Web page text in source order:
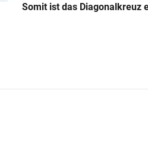
Somit ist das Diagonalkreuz